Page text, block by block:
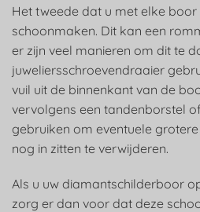
Het tweede dat u met elke boor
schoonmaken. Dit kan een
er zijn veel manieren om dit te
juweliersschroevendraaier
vuil uit de binnenkant van de
vervolgens een tandenborstel
gebruiken om eventuele
nog in zitten te verwijderen.
Als u uw diamantschilderboor
zorg er dan voor dat deze